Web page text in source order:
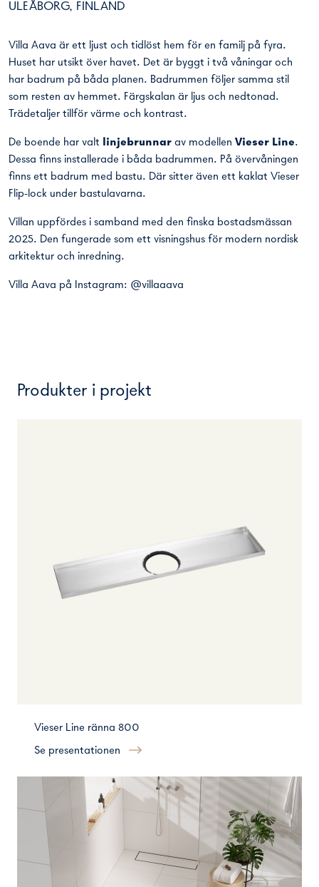
ULEÅBORG, FINLAND
Villa Aava är ett ljust och tidlöst hem för en familj på fyra.
Huset har utsikt över havet. Det är byggt i två våningar och
har badrum på båda planen. Badrummen följer samma stil
som resten av hemmet. Färgskalan är ljus och nedtonad.
Trädetaljer tillför värme och kontrast.
De boende har valt linjebrunnar av modellen Vieser Line.
Dessa finns installerade i båda badrummen. På övervåningen
finns ett badrum med bastu. Där sitter även ett kaklat Vieser
Flip-lock under bastulavarna.
Villan uppfördes i samband med den finska bostadsmässan
2025. Den fungerade som ett visningshus för modern nordisk
arkitektur och inredning.
Villa Aava på Instagram: @villaaava
Produkter i projekt
Vieser Line ränna 800
Se presentationen